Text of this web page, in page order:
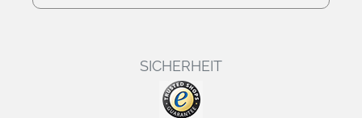
SICHERHEIT